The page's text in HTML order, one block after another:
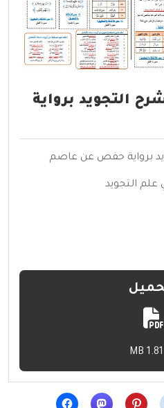
التجويد برواية
برواية حفص عن عاصم
التجويد